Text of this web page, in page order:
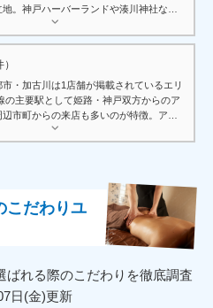
。神戸ハーバーランドや湊川神社など
歩圏内に揃っており、観光や買い物のつ
れるエリアとして幅広い層に利用され
・加古川は1店舗が掲載されているエリ
の主要駅として姫路・神戸双方からのア
市町からの来店も多いのが特徴。アロ
ゼーション系から本格的な施術まで幅広
、地域に根ざした丁寧なサービスで多
こだわりユ
ばれる際のこだわりを徹底調査
日(金)更新